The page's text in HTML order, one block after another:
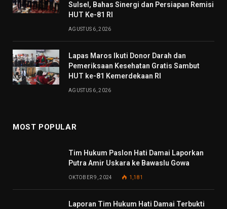
Sulsel, Bahas Sinergi dan Persiapan Remisi
HUT Ke-81 RI
AGUSTUS 6, 2026
Lapas Maros Ikuti Donor Darah dan
Pemeriksaan Kesehatan Gratis Sambut
HUT ke-81 Kemerdekaan RI
AGUSTUS 6, 2026
MOST POPULAR
Tim Hukum Paslon Hati Damai Laporkan
Putra Amir Uskara ke Bawaslu Gowa
OKTOBER 9, 2024 1,181
Laporan Tim Hukum Hati Damai Terbukti